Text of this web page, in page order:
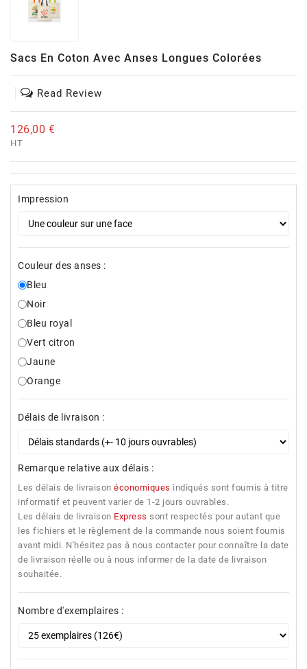
Sacs En Coton Avec Anses Longues Colorées
Read Review
126,00 €
HT
Impression
Couleur des anses :
Bleu
Noir
Bleu royal
Vert citron
Jaune
Orange
Délais de livraison :
Remarque relative aux délais :
Les délais de livraison économiques indiqués sont fournis à titre
informatif et peuvent varier de 1-2 jours ouvrables.
Les délais de livraison Express sont respectés pour autant que
les fichiers et le règlement de la commande nous soient fournis
avant midi. N'hésitez pas à nous contacter pour connaître la date
de livraison réelle ou à nous informer de la date de livraison
souhaitée.
Nombre d'exemplaires :